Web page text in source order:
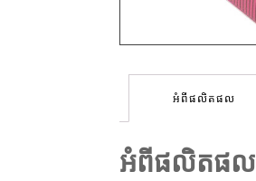
អំពីផលិតផល
អំពីផលិតផល